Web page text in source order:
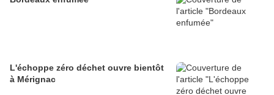
L'échoppe zéro déchet ouvre bientôt
à Mérignac